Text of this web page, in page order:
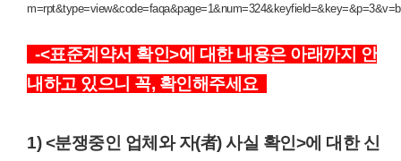
-<표준계약서 확인>에 대한 내용은 아래까지 안
내하고 있으니 꼭, 확인해주세요
1) <분쟁중인 업체와 자(者) 사실 확인>에 대한 신